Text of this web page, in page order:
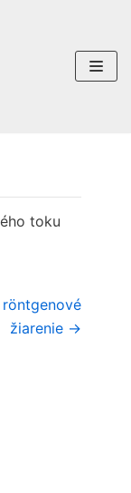
toku
röntgenové
žiarenie →